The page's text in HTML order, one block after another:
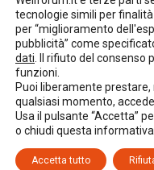
Credits: LO Studio
tecnologie simili per
per “miglioramento
pubblicità” come
dati . Il rifiuto del
funzioni.
Puoi liberamente
qualsiasi momento,
Usa il pulsante “Accetta”
o chiudi questa
Accetta tutto